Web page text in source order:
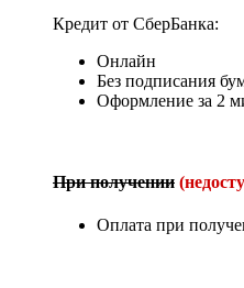
Кредит от СберБанка:
Онлайн
Без подписания
Оформление за 2
При получении
Оплата при